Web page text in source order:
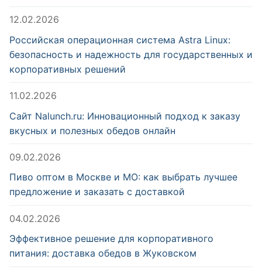
12.02.2026
Российская операционная система Astra Linux:
безопасность и надежность для государственных и
корпоративных решений
11.02.2026
Сайт Nalunch.ru: Инновационный подход к заказу
вкусных и полезных обедов онлайн
09.02.2026
Пиво оптом в Москве и МО: как выбрать лучшее
предложение и заказать с доставкой
04.02.2026
Эффективное решение для корпоративного
питания: доставка обедов в Жуковском